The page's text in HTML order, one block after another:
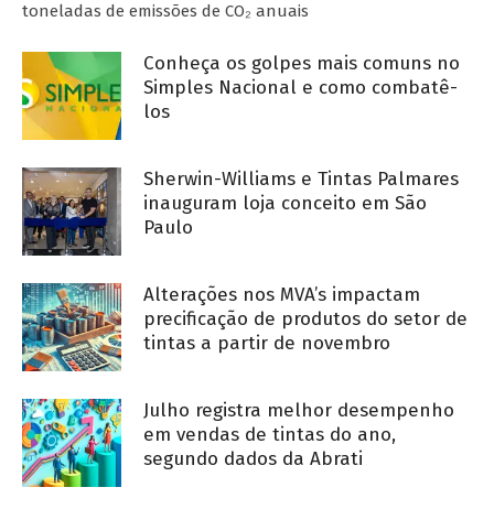
toneladas de emissões de CO₂ anuais
Conheça os golpes mais comuns no
Simples Nacional e como combatê-
los
Sherwin-Williams e Tintas Palmares
inauguram loja conceito em São
Paulo
Alterações nos MVA’s impactam
precificação de produtos do setor de
tintas a partir de novembro
Julho registra melhor desempenho
em vendas de tintas do ano,
segundo dados da Abrati